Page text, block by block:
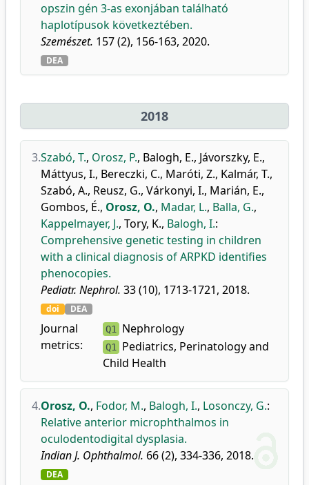
opszin gén 3-as exonjában található
haplotípusok következtében.
Szemészet. 157 (2), 156-163, 2020.
DEA
2018
3.Szabó, T., Orosz, P., Balogh, E., Jávorszky, E.,
Máttyus, I., Bereczki, C., Maróti, Z., Kalmár, T.,
Szabó, A., Reusz, G., Várkonyi, I., Marián, E.,
Gombos, É., Orosz, O., Madar, L., Balla, G.,
Kappelmayer, J., Tory, K., Balogh, I.:
Comprehensive genetic testing in children
with a clinical diagnosis of ARPKD identifies
phenocopies.
Pediatr. Nephrol. 33 (10), 1713-1721, 2018.
doi DEA
Journal
metrics:
Q1 Nephrology
Q1 Pediatrics, Perinatology and
Child Health
4.Orosz, O., Fodor, M., Balogh, I., Losonczy, G.:
Relative anterior microphthalmos in
oculodentodigital dysplasia.
Indian J. Ophthalmol. 66 (2), 334-336, 2018.
DEA